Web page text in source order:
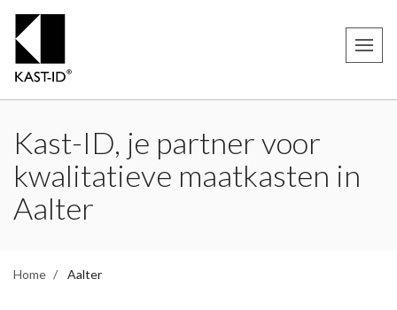
Kast-ID, je partner voor
kwalitatieve maatkasten in
Aalter
Home Aalter